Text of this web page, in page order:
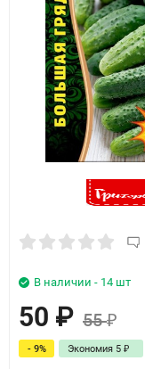
В наличии - 14 шт
50 ₽ 55₽
- 9% Экономия 5 ₽